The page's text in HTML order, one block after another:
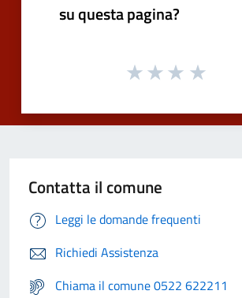
su questa pagina?
Contatta il comune
Leggi le domande frequenti
Richiedi Assistenza
Chiama il comune 0522 622211